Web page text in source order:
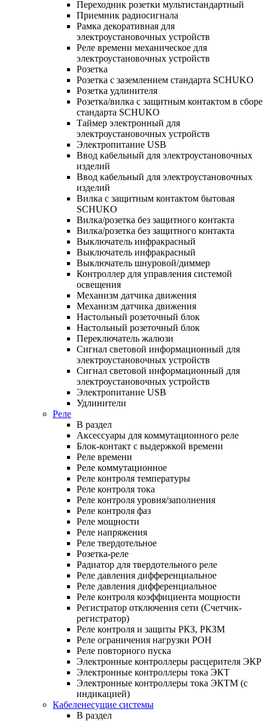
Переходник розетки мультистандартный
Приемник радиосигнала
Рамка декоративная для
электроустановочных устройств
Реле времени механическое для
электроустановочных устройств
Розетка
Розетка с заземлением стандарта SCHUKO
Розетка удлинителя
Розетка/вилка с защитным контактом в сборе
стандарта SCHUKO
Таймер электронный для
электроустановочных устройств
Электропитание USB
Ввод кабельный для электроустановочных
изделий
Ввод кабельный для электроустановочных
изделий
Вилка с защитным контактом бытовая
SCHUKO
Вилка/розетка без защитного контакта
Вилка/розетка без защитного контакта
Выключатель инфракрасный
Выключатель инфракрасный
Выключатель шнуровой/диммер
Контроллер для управления системой
освещения
Механизм датчика движения
Механизм датчика движения
Настольный розеточный блок
Настольный розеточный блок
Переключатель жалюзи
Сигнал световой информационный для
электроустановочных устройств
Сигнал световой информационный для
электроустановочных устройств
Электропитание USB
Удлинители
Реле
В раздел
Аксессуары для коммутационного реле
Блок-контакт с выдержкой времени
Реле времени
Реле коммутационное
Реле контроля температуры
Реле контроля тока
Реле контроля уровня/заполнения
Реле контроля фаз
Реле мощности
Реле напряжения
Реле твердотельное
Розетка-реле
Радиатор для твердотельного реле
Реле давления дифференциальное
Реле давления дифференциальное
Реле контроля коэффициента мощности
Регистратор отключения сети (Счетчик-
регистратор)
Реле контроля и защиты РКЗ, РКЗМ
Реле ограничения нагрузки РОН
Реле повторного пуска
Электронные контроллеры расцерителя ЭКР
Электронные контроллеры тока ЭКТ
Электронные контроллеры тока ЭКТМ (с
индикацией)
Кабеленесущие системы
В раздел